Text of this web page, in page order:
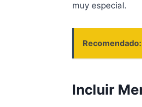
muy especial.
Recomendado:
Incluir